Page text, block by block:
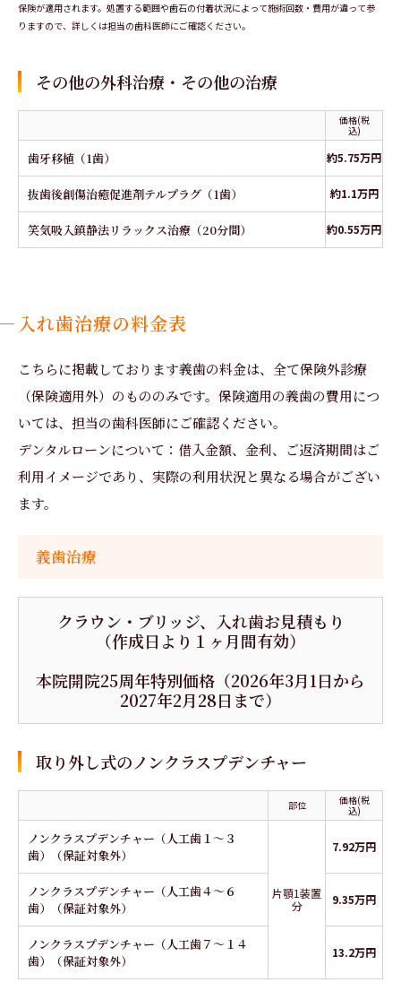
保険が適用されます。処置する範囲や歯石の付着状況によって施術回数・費用が違って参
りますので、詳しくは担当の歯科医師にご確認ください。
その他の外科治療・その他の治療
価格(税
込)
歯牙移植（1歯） 約5.75万円
抜歯後創傷治癒促進剤テルプラグ（1歯） 約1.1万円
笑気吸入鎮静法リラックス治療（20分間） 約0.55万円
入れ歯治療の料金表
こちらに掲載しております義歯の料金は、全て保険外診療
（保険適用外）のもののみです。保険適用の義歯の費用につ
いては、担当の歯科医師にご確認ください。
デンタルローンについて：借入金額、金利、ご返済期間はご
利用イメージであり、実際の利用状況と異なる場合がござい
ます。
義歯治療
クラウン・ブリッジ、入れ歯お見積もり
（作成日より１ヶ月間有効）
本院開院25周年特別価格（2026年3月1日から
2027年2月28日まで）
取り外し式のノンクラスプデンチャー
部位
価格(税
込)
ノンクラスプデンチャー（人工歯１～３
歯）（保証対象外）
片顎1装置
分
7.92万円
ノンクラスプデンチャー（人工歯４～６
歯）（保証対象外）
9.35万円
ノンクラスプデンチャー（人工歯７～１４
歯）（保証対象外）
13.2万円